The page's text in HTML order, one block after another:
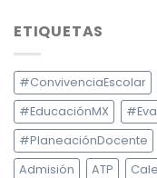
ETIQUETAS
#ConvivenciaEscolar
#EducaciónMX
#PlaneaciónDocente
Admisión
ATP